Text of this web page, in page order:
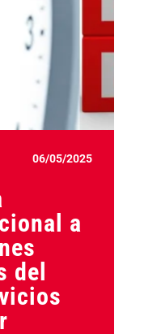
06/05/2025
a
del